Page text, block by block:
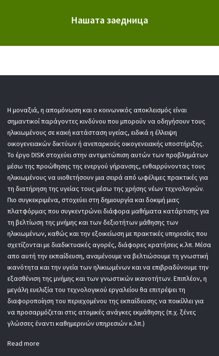
Нашата заедница
Η μοναξιά, η απομόνωση και ο κοινωνικός αποκλεισμός είναι
σημαντικοί παράγοντες κινδύνου που μπορούν να οδηγήσουν τους
ηλικιωμένους σε κακή κατάσταση υγείας, ειδικά η έλλειψη
οικογενειακών δικτύων ή ανεπαρκούς οικογενειακής υποστήριξης.
Το έργο DISK στοχεύει στην αντιμετώπιση αυτών των προβλημάτων
μέσω της προώθησης της ενεργού γήρανσης, ενθαρρύνοντας τους
ηλικιωμένους να υιοθετήσουν μια σειρά από ωφέλιμες πρακτικές για
τη διατήρηση της υγείας τους μέσω της χρήσης νέων τεχνολογιών.
Πιο συγκεκριμένα, στοχεύει στη δημιουργία και δοκιμή μιας
πλατφόρμας που συγκεντρώνει διάφορα μαθήματα κατάρτισης για
τη βελτίωση της μνήμης και των δεξιοτήτων μάθησης των
ηλικιωμένων, καθώς και την εξοικείωση με πρακτικές υπηρεσίες που
σχετίζονται με διαδικτυακές αγορές, διάφορες κρατήσεις κ.λπ. Μέσα
απο αυτή την εκπαίδευση, αναμένουμε να βελτιώσουμε τη γνωστική
ικανότητα και την υγεία των ηλικιωμένων και να επιβραδύνουμε την
εξασθένιση της μνήμης και των γνωστικών ικανοτήτων. Επιπλέον, η
μεγάλη ευελιξία του τεχνολογικού εργαλείου θα επιτρέψει τη
διαφοροποίηση του περιεχομένου της εκπαίδευσης να ποικίλλει για
να προσαρμόζεται στις ατομικές ανάγκες εκμάθησης (π.χ. ξένες
γλώσσες έναντι καθημερινών υπηρεσιών κ.λπ.)
Read more